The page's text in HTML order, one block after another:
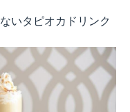
いタピオカドリンク